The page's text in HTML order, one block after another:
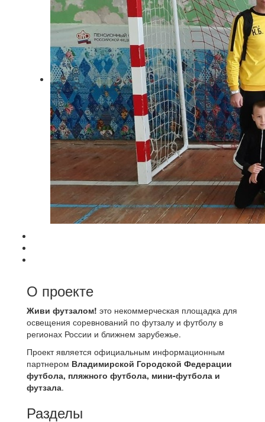
О проекте
Живи футзалом! это некоммерческая площадка для
освещения соревнований по футзалу и футболу в
регионах России и ближнем зарубежье.
Проект является официальным информационным
партнером Владимирской Городской Федерации
футбола, пляжного футбола, мини-футбола и
футзала.
Разделы